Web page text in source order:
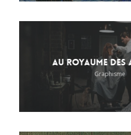
Au royaume des
Graphisme